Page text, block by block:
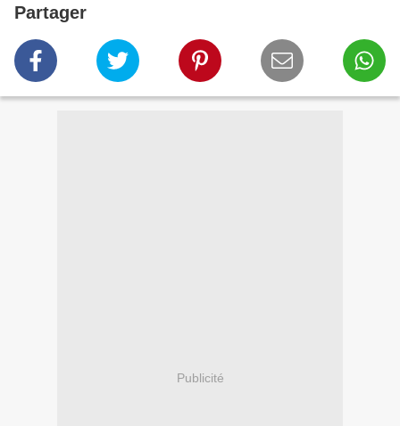
Partager
Publicité